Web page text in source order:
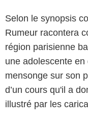
Selon le synopsis
Rumeur racontera
région parisienne
une adolescente
mensonge sur son
d’un cours qu'il a
illustré par les